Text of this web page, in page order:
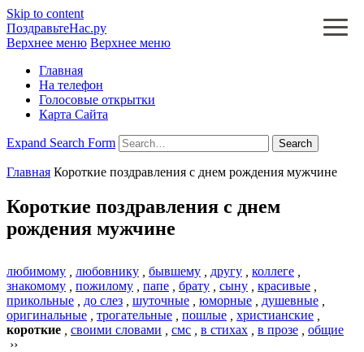
Skip to content
ПоздравьтеНас.ру
Верхнее меню Верхнее меню
Главная
На телефон
Голосовые открытки
Карта Сайта
Expand Search Form Search
Главная Короткие поздравления с днем рождения мужчине
Короткие поздравления с днем
рождения мужчине
любимому любовнику бывшему другу коллеге
знакомому
пожилому папе брату сыну красивые
прикольные
до слез шуточные юморные душевные
оригинальные
трогательные пошлые христианские
короткие
своими словами смс в стихах в прозе
общие
››